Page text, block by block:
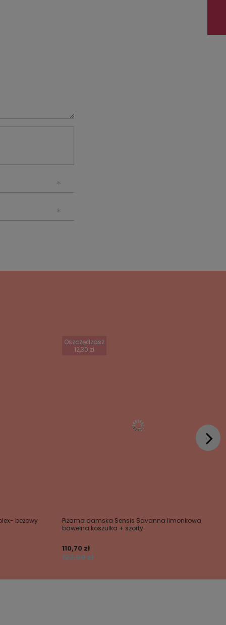
beżowy
Oszczędzasz
12,30 zł
Piżama damska Sensis Savanna limonkowa
bawełna koszulka + szorty
123,00 zł
110,70 zł